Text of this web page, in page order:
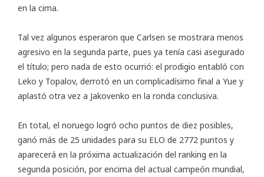
en la cima.
Tal vez algunos esperaron que Carlsen se mostrara menos
agresivo en la segunda parte, pues ya tenía casi asegurado
el título; pero nada de esto ocurrió: el prodigio entabló con
Leko y Topalov, derrotó en un complicadísimo final a Yue y
aplastó otra vez a Jakovenko en la ronda conclusiva.
En total, el noruego logró ocho puntos de diez posibles,
ganó más de 25 unidades para su ELO de 2772 puntos y
aparecerá en la próxima actualización del ranking en la
segunda posición, por encima del actual campeón mundial,